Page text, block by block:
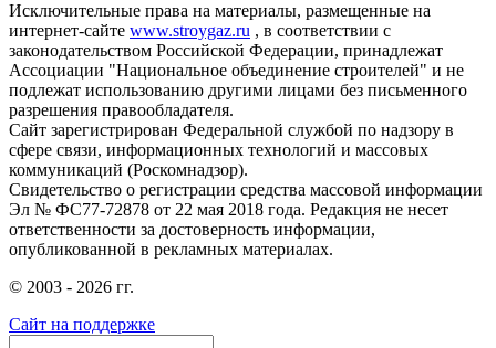
Исключительные права на материалы, размещенные на
интернет-сайте www.stroygaz.ru , в соответствии с
законодательством Российской Федерации, принадлежат
Ассоциации "Национальное объединение строителей" и не
подлежат использованию другими лицами без письменного
разрешения правообладателя.
Сайт зарегистрирован Федеральной службой по надзору в
сфере связи, информационных технологий и массовых
коммуникаций (Роскомнадзор).
Свидетельство о регистрации средства массовой информации
Эл № ФС77-72878 от 22 мая 2018 года. Редакция не несет
ответственности за достоверность информации,
опубликованной в рекламных материалах.
© 2003 - 2026 гг.
Сайт на поддержке